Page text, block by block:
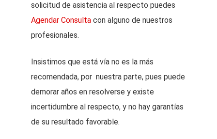
solicitud de asistencia al respecto puedes
Agendar Consulta con alguno de nuestros
profesionales.
Insistimos que está vía no es la más
recomendada, por nuestra parte, pues puede
demorar años en resolverse y existe
incertidumbre al respecto, y no hay garantías
de su resultado favorable.